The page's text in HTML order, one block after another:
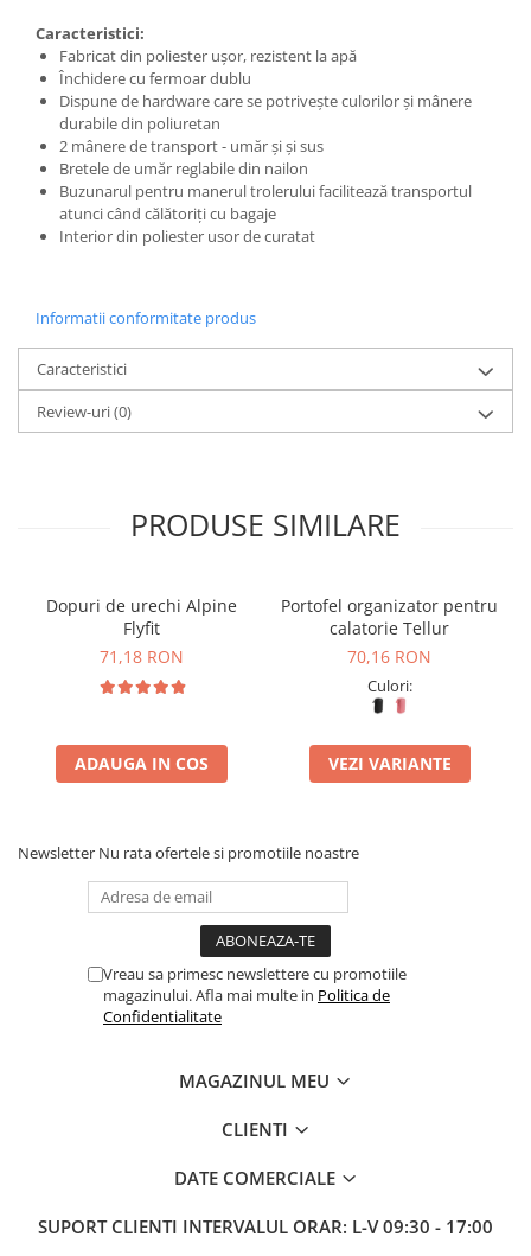
Caracteristici:
Fabricat din poliester ușor, rezistent la apă
Închidere cu fermoar dublu
Dispune de hardware care se potrivește culorilor și mânere
durabile din poliuretan
2 mânere de transport - umăr și și sus
Bretele de umăr reglabile din nailon
Buzunarul pentru manerul trolerului facilitează transportul
atunci când călătoriți cu bagaje
Interior din poliester usor de curatat
Informatii conformitate produs
Caracteristici
Review-uri(0)
PRODUSE SIMILARE
Dopuri de urechi Alpine
Flyfit
71,18 RON
ADAUGA IN COS
Portofel organizator pentru
calatorie Tellur
70,16 RON
Culori:
VEZI VARIANTE
Newsletter Nu rata ofertele si promotiile noastre
Vreau sa primesc newslettere cu promotiile
magazinului. Afla mai multe in Politica de
Confidentialitate
MAGAZINUL MEU
CLIENTI
DATE COMERCIALE
SUPORT CLIENTI INTERVALUL ORAR: L-V 09:30 - 17:00